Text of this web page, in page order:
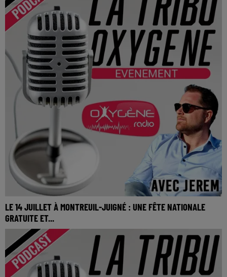
LE 14 JUILLET À MONTREUIL-JUIGNÉ : UNE FÊTE NATIONALE
GRATUITE ET...
Le 14 juillet à Montreuil-Juigné : Une fête nationale gratuite
et festive